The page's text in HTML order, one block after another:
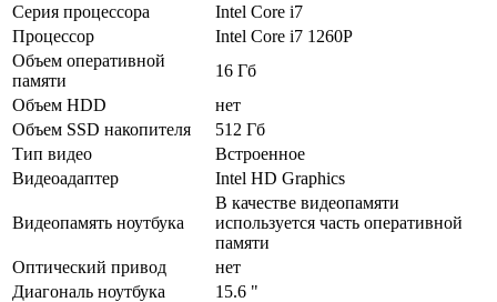
Серия процессора
Intel Core i7
Процессор
Intel Core i7 1260P
Объем оперативной
памяти
16 Гб
Объем HDD
нет
Объем SSD накопителя
512 Гб
Тип видео
Встроенное
Видеоадаптер
Intel HD Graphics
Видеопамять ноутбука
В качестве видеопамяти
используется часть оперативной
памяти
Оптический привод
нет
Диагональ ноутбука
15.6 "